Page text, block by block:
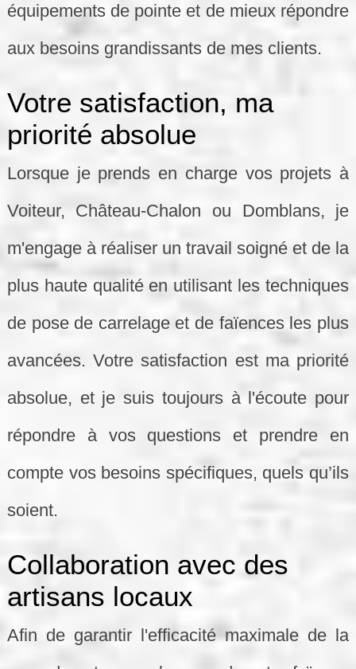
équipements de pointe et de mieux répondre
aux besoins grandissants de mes clients.
Votre satisfaction, ma
priorité absolue
Lorsque je prends en charge vos projets à
Voiteur, Château-Chalon ou Domblans, je
m'engage à réaliser un travail soigné et de la
plus haute qualité en utilisant les techniques
de pose de carrelage et de faïences les plus
avancées. Votre satisfaction est ma priorité
absolue, et je suis toujours à l'écoute pour
répondre à vos questions et prendre en
compte vos besoins spécifiques, quels qu’ils
soient.
Collaboration avec des
artisans locaux
Afin de garantir l'efficacité maximale de la